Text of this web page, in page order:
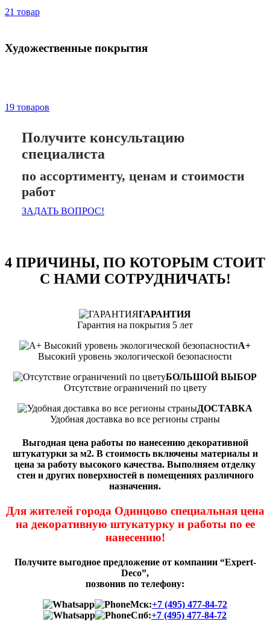
21 товар
Художественные покрытия
19 товаров
Получите консультацию
специалиста
по ассортименту, ценам и стоимости
работ
ЗАДАТЬ ВОПРОС!
4 ПРИЧИНЫ, ПО КОТОРЫМ СТОИТ
С НАМИ СОТРУДНИЧАТЬ!
ГАРАНТИЯ
Гарантия на покрытия 5 лет
А+
Высокий уровень экологической безопасности
БОЛЬШОЙ ВЫБОР
Отсутствие ограничений по цвету
ДОСТАВКА
Удобная доставка во все регионы страны
Выгодная цена работы по нанесению декоративной
штукатурки за м2. В стоимость включены материалы и
цена за работу высокого качества. Выполняем отделку
стен и других поверхностей в помещениях различного
назначения.
Для жителей города Одинцово специальная цена
на декоративную штукатурку и работы по ее
нанесению!
Получите выгодное предложение от компании “Expert-
Deco”,
позвонив по телефону:
Мск:+7 (495) 477-84-72
Спб:+7 (495) 477-84-72